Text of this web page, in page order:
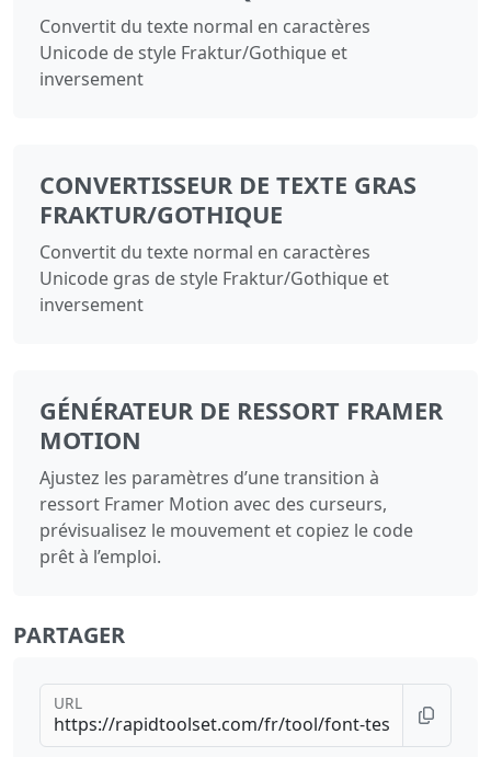
Convertit du texte normal en caractères
Unicode de style Fraktur/Gothique et
inversement
CONVERTISSEUR DE TEXTE GRAS
FRAKTUR/GOTHIQUE
Convertit du texte normal en caractères
Unicode gras de style Fraktur/Gothique et
inversement
GÉNÉRATEUR DE RESSORT FRAMER
MOTION
Ajustez les paramètres d’une transition à
ressort Framer Motion avec des curseurs,
prévisualisez le mouvement et copiez le code
prêt à l’emploi.
PARTAGER
URL